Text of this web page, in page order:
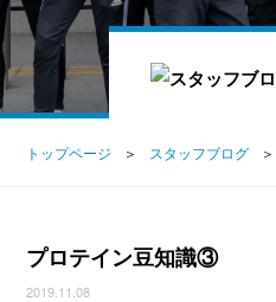
トップページ スタッフブログ
プロテイン豆知識③
2019.11.08